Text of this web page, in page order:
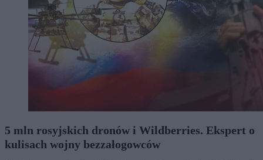
5 mln rosyjskich dronów i Wildberries. Ekspert o
kulisach wojny bezzałogowców